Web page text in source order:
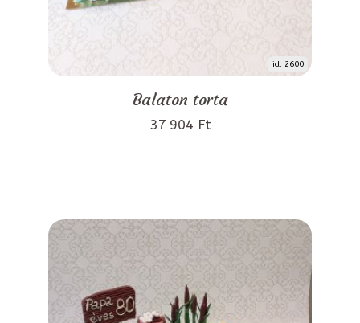
id: 2600
Balaton torta
37 904 Ft